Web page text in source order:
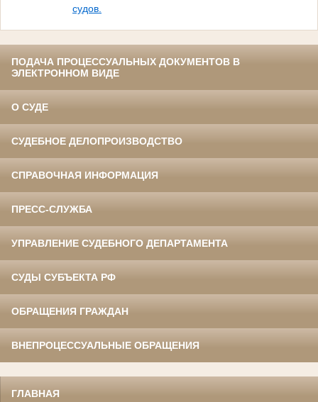
судов.
ПОДАЧА ПРОЦЕССУАЛЬНЫХ ДОКУМЕНТОВ В
ЭЛЕКТРОННОМ ВИДЕ
О СУДЕ
СУДЕБНОЕ ДЕЛОПРОИЗВОДСТВО
СПРАВОЧНАЯ ИНФОРМАЦИЯ
ПРЕСС-СЛУЖБА
УПРАВЛЕНИЕ СУДЕБНОГО ДЕПАРТАМЕНТА
СУДЫ СУБЪЕКТА РФ
ОБРАЩЕНИЯ ГРАЖДАН
ВНЕПРОЦЕССУАЛЬНЫЕ ОБРАЩЕНИЯ
ГЛАВНАЯ